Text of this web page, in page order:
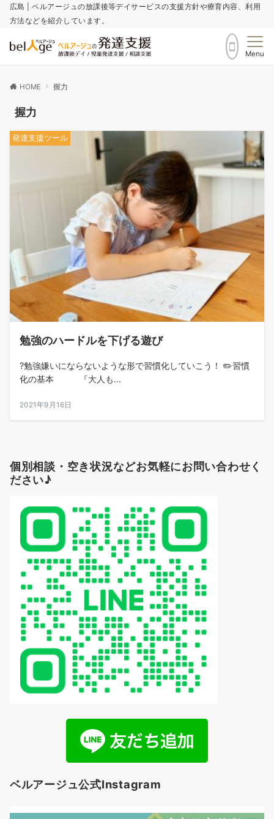
広島 | ベルアージュの放課後等デイサービスの支援方針や療育内容、利用
方法などを紹介しています。
Menu
HOME 握力
握力
発達支援ツール
勉強のハードルを下げる遊び
?勉強嫌いにならないような形で習慣化していこう！ ✏️習慣
化の基本 『大人も...
2021年9月16日
個別相談・空き状況などお気軽にお問い合わせく
ださい♪
ベルアージュ公式Instagram